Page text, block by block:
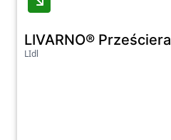
LIVARNO®
LIdl